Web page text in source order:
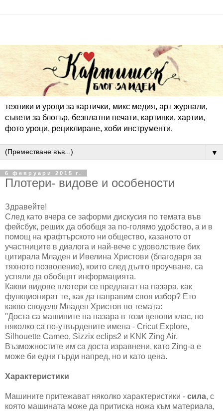
техники и уроци за картички, микс медия, арт журнали,
съвети за блогър, безплатни печати, картинки, хартии,
фото уроци, рециклиране, хоби инструменти.
▼
6 февруари 2015 г.
Плотери- видове и особености
Здравейте!
След като вчера се заформи дискусия по темата във
фейсбук, реших да обобщя за по-голямо удобство, а и в
помощ на крафтърското ни общество, казаното от
участниците в диалога и най-вече с удоволствие бих
цитирала Младен и Ивелина Христови (благодаря за
тяхното позволение), които след дълго проучване, са
успяли да обобщят информацията.
Какви видове плотери се предлагат на пазара, как
функционират те, как да направим своя избор? Ето
какво споделя Младен Христов по темата:
''Доста са машините на пазара в този ценови клас, но
няколко са по-утвърдените имена - CricutExplore,
Silhouette Cameo, Sizzix eclips2 и KNK Zing Air.
Възможностите им са доста изравнени, като Zing-а е
може би едни гърди напред, но и като цена.
Характеристики
Машините притежават няколко характеристики - сила, с
която машината може да притиска ножа към материала,